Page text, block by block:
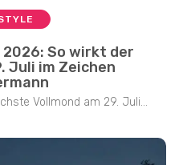
So wirkt der
Juli im Zeichen
Vollmond am 29. Juli...